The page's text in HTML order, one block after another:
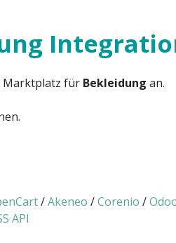
Marktplatz für Bekleidung an.
/Akeneo /Corenio /
API